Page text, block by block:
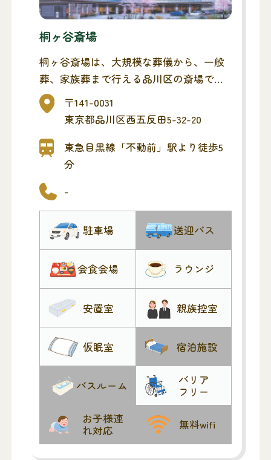
桐ヶ谷斎場
桐ヶ谷斎場は、大規模な葬儀から、一般
葬、家族葬まで行える品川区の斎場で
す。また、ご遺体のお預かり、お通夜か
ら告別式、火葬、精進落としまで、ご葬
儀全般を行える総合葬祭場です。
公共交通機関から徒歩5分の立地にあり、
便利な斎場です。
〒141-0031
東京都品川区西五反田5-32-20
東急目黒線「不動前」駅より徒歩5
分
-
駐車場 送迎バス
会食会場 ラウンジ
安置室 親族控室
仮眠室 宿泊施設
バスルーム
バリア
フリー
お子様連
れ対応
無料wifi